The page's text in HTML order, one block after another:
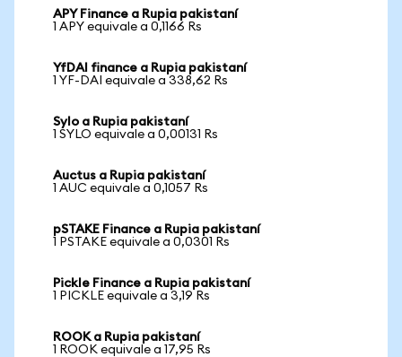
APY Finance a Rupia pakistaní
1 APY equivale a 0,1166 Rs
YfDAI finance a Rupia pakistaní
1 YF-DAI equivale a 338,62 Rs
Sylo a Rupia pakistaní
1 SYLO equivale a 0,00131 Rs
Auctus a Rupia pakistaní
1 AUC equivale a 0,1057 Rs
pSTAKE Finance a Rupia pakistaní
1 PSTAKE equivale a 0,0301 Rs
Pickle Finance a Rupia pakistaní
1 PICKLE equivale a 3,19 Rs
ROOK a Rupia pakistaní
1 ROOK equivale a 17,95 Rs